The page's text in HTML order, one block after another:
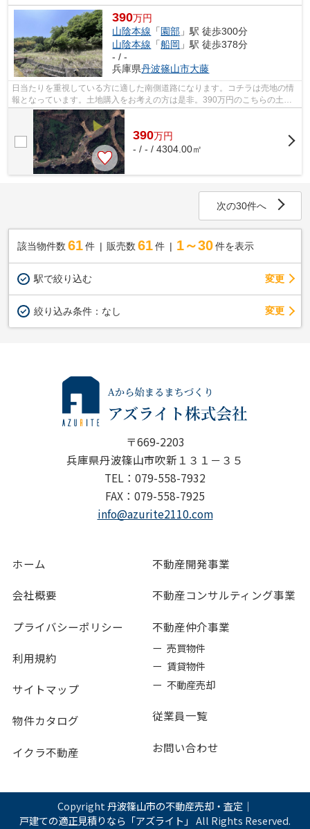
390万円
山陰本線 「園部 」駅 徒歩300分
山陰本線 「船岡 」駅 徒歩378分
- / -
兵庫県丹波篠山市大藤
日当たりを重視している方に適した南側道路になります。コチラは売地の情
報となっています。土地購入をお考えの方は是非。390万円のこちらの土地
は、経済的かつ好条件です。イチオシの...
390万円
- / - / 4304.00㎡
次の30件へ
該当物件数 61件 販売数 61 件 1～30 件を表示
駅で絞り込む 変更
絞り込み条件： なし 変更
〒669-2203
兵庫県丹波篠山市吹新１３１－３５
TEL：079-558-7932
FAX：079-558-7925
info@azurite2110.com
ホーム
会社概要
プライバシーポリシー
利用規約
サイトマップ
物件カタログ
イクラ不動産
不動産開発事業
不動産コンサルティング事業
不動産仲介事業
ー 売買物件
ー 賃貸物件
ー 不動産売却
従業員一覧
お問い合わせ
Copyright丹波篠山市の不動産売却・査定｜
戸建ての適正見積りなら「アズライト」 All Rights Reserved.